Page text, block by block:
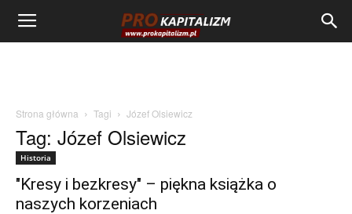
Strona główna Tagi Józef Olsiewicz
Tag: Józef Olsiewicz
Historia
"Kresy i bezkresy" – piękna książka o
naszych korzeniach